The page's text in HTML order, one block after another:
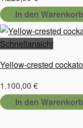
In den Warenkorb
Schnellansicht
Yellow-crested
1.100,00 €
In den Warenkorb